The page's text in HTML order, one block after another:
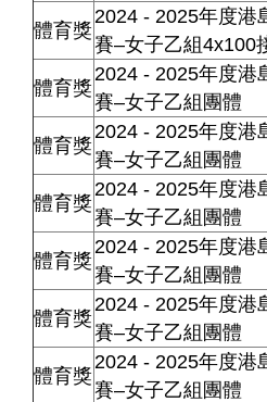
體育獎
2024 - 2025年度港
賽–女子乙組4x100
體育獎
2024 - 2025年度港
賽–女子乙組團體
體育獎
2024 - 2025年度港
賽–女子乙組團體
體育獎
2024 - 2025年度港
賽–女子乙組團體
體育獎
2024 - 2025年度港
賽–女子乙組團體
體育獎
2024 - 2025年度港
賽–女子乙組團體
體育獎
2024 - 2025年度港
賽–女子乙組團體